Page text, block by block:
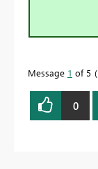
Message 1 of 5
0